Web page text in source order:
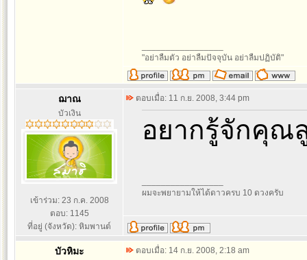
"อย่าลืมตัว อย่าลืมปัจจุบัน อย่าลืมปฏิบัติ"
ฌาณ
บัวเงิน
เข้าร่วม: 23 ก.ค. 2008
ตอบ: 1145
ที่อยู่ (จังหวัด): หิมพานต์
ตอบเมื่อ: 11 ก.ย. 2008, 3:44 pm
อยากรู้จักคุณ
ผมจะพยายามให้ได้ดาวครบ 10 ดวงครับ
บัวหิมะ ตอบเมื่อ: 14 ก.ย. 2008, 2:18 am